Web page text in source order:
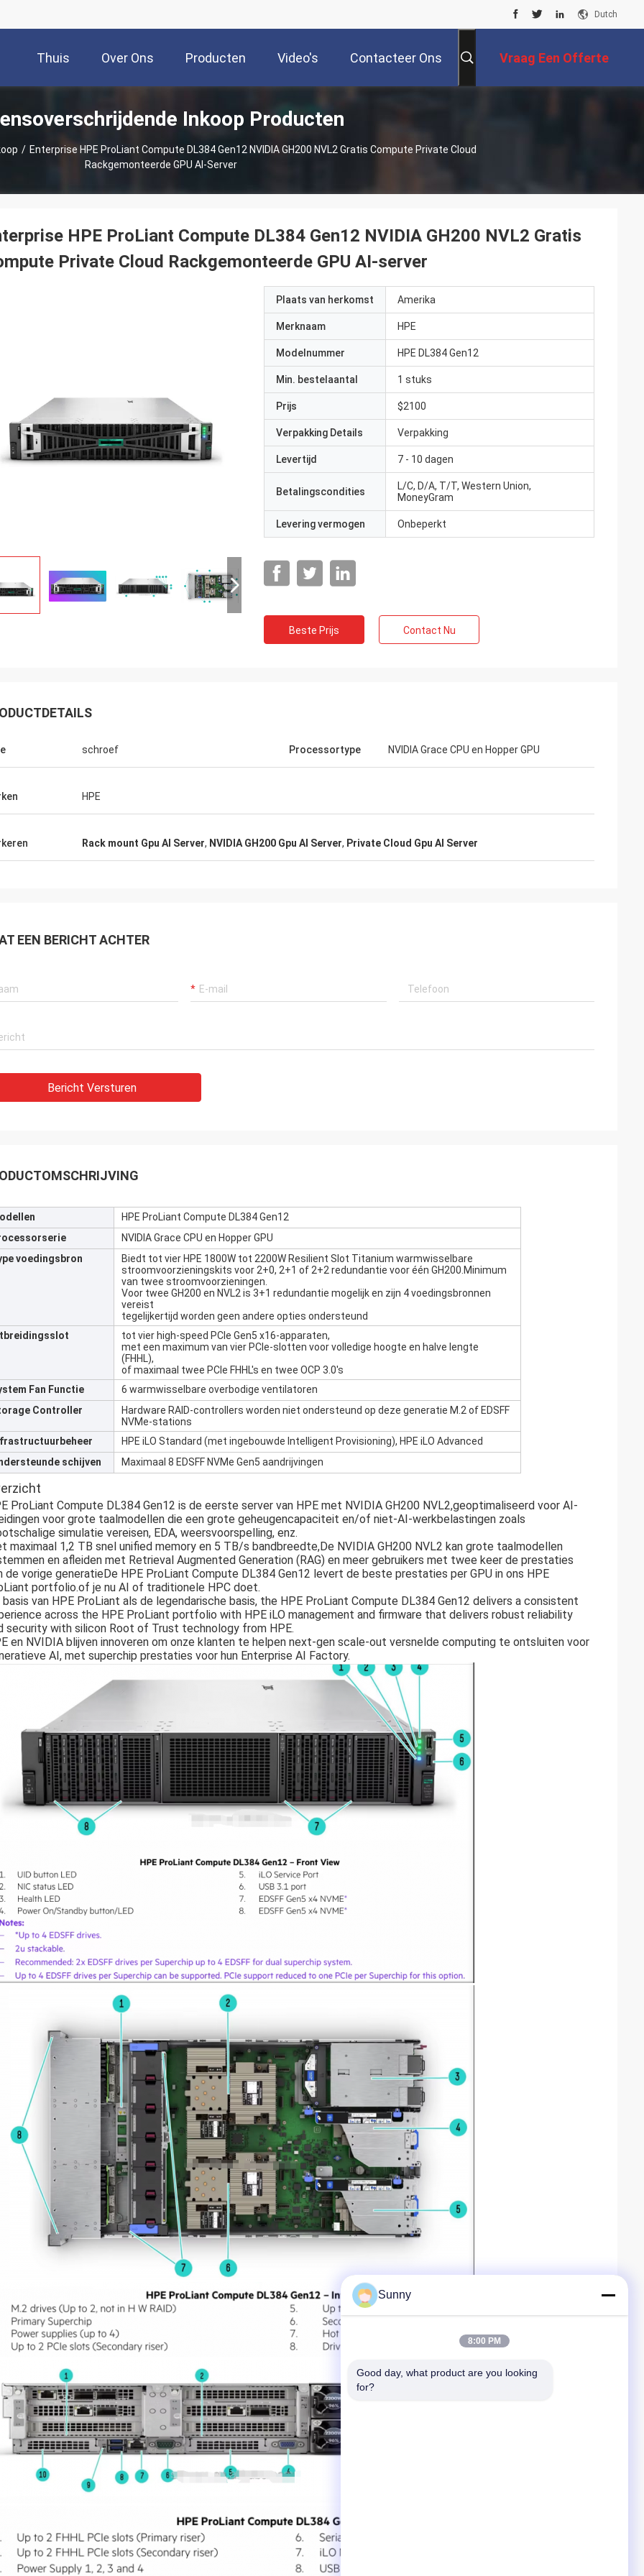
Dutch
Thuis Over Ons Producten Video's Contacteer Ons Vraag Een Offerte
Inkoop Producten
/ Enterprise HPE ProLiant Compute DL384 Gen12 NVIDIA GH200 NVL2 Gratis Compute Private Cloud
Rackgemonteerde GPU AI-Server
HPE ProLiant Compute DL384 Gen12 NVIDIA GH200 NVL2 Gratis
Private Cloud Rackgemonteerde GPU AI-server
Plaats van herkomst Amerika
Merknaam HPE
Modelnummer HPE DL384 Gen12
Min. bestelaantal 1 stuks
Prijs $2100
Verpakking Details Verpakking
Levertijd 7 - 10 dagen
Betalingscondities
L/C, D/A, T/T, Western Union,
MoneyGram
Levering vermogen Onbeperkt
Beste Prijs Contact Nu
schroef Processortype NVIDIA Grace CPU en Hopper GPU
HPE
Rack mount Gpu AI Server, NVIDIA GH200 Gpu AI Server, Private Cloud Gpu AI Server
EEN BERICHT ACHTER
Bericht Versturen
HPE ProLiant Compute DL384 Gen12
NVIDIA Grace CPU en Hopper GPU
voedingsbron
Biedt tot vier HPE 1800W tot 2200W Resilient Slot Titanium warmwisselbare
stroomvoorzieningskits voor 2+0, 2+1 of 2+2 redundantie voor één GH200.Minimum
van twee stroomvoorzieningen.
Voor twee GH200 en NVL2 is 3+1 redundantie mogelijk en zijn 4 voedingsbronnen
vereist
tegelijkertijd worden geen andere opties ondersteund
tot vier high-speed PCIe Gen5 x16-apparaten,
met een maximum van vier PCIe-slotten voor volledige hoogte en halve lengte
(FHHL),
of maximaal twee PCIe FHHL's en twee OCP 3.0's
Fan Functie
6 warmwisselbare overbodige ventilatoren
Controller
Hardware RAID-controllers worden niet ondersteund op deze generatie M.2 of EDSFF
NVMe-stations
HPE iLO Standard (met ingebouwde Intelligent Provisioning), HPE iLO Advanced
schijven
Maximaal 8 EDSFF NVMe Gen5 aandrijvingen
ProLiant Compute DL384 Gen12 is de eerste server van HPE met NVIDIA GH200 NVL2,geoptimaliseerd voor AI-
voor grote taalmodellen die een grote geheugencapaciteit en/of niet-AI-werkbelastingen zoals
simulatie vereisen, EDA, weersvoorspelling, enz.
maximaal 1,2 TB snel unified memory en 5 TB/s bandbreedte,De NVIDIA GH200 NVL2 kan grote taalmodellen
en afleiden met Retrieval Augmented Generation (RAG) en meer gebruikers met twee keer de prestaties
de vorige generatieDe HPE ProLiant Compute DL384 Gen12 levert de beste prestaties per GPU in ons HPE
portfolio.of je nu AI of traditionele HPC doet.
basis van HPE ProLiant als de legendarische basis, the HPE ProLiant Compute DL384 Gen12 delivers a consistent
across the HPE ProLiant portfolio with HPE iLO management and firmware that delivers robust reliability
security with silicon Root of Trust technology from HPE.
en NVIDIA blijven innoveren om onze klanten te helpen next-gen scale-out versnelde computing te ontsluiten voor
AI, met superchip prestaties voor hun Enterprise AI Factory.
Sunny
8:00 PM
Good day, what product are you looking
for?